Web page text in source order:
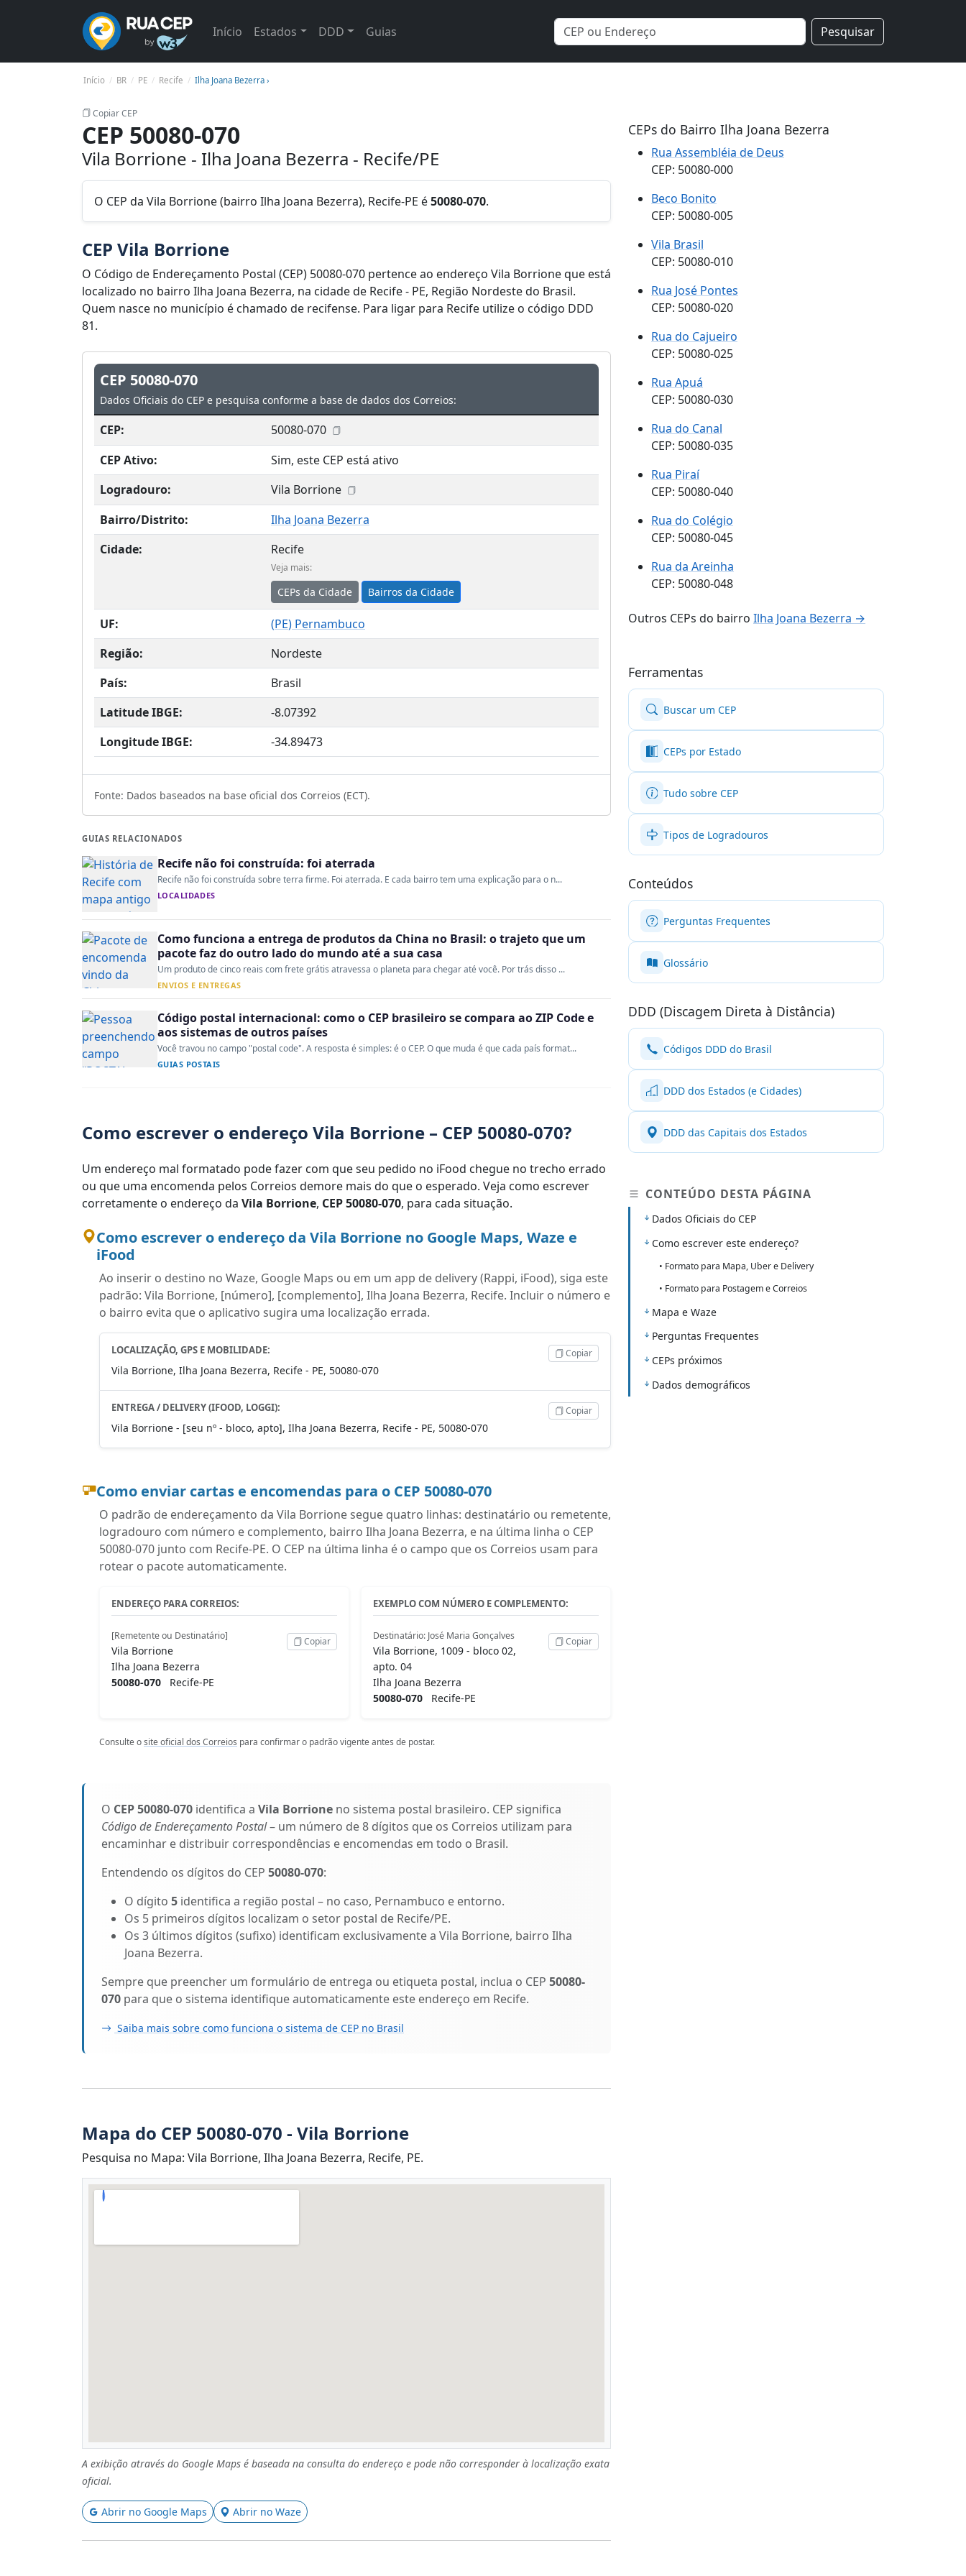
Início Estados DDD Guias Pesquisar
Início BR PE Recife Ilha Joana Bezerra ›
Copiar CEP
CEP 50080-070
Vila Borrione - Ilha Joana Bezerra - Recife/PE
O CEP da Vila Borrione (bairro Ilha Joana Bezerra), Recife-PE é50080-070.
CEP Vila Borrione
O Código de Endereçamento Postal (CEP) 50080-070 pertence ao endereço Vila Borrione que está
localizado no bairro Ilha Joana Bezerra, na cidade de Recife - PE, Região Nordeste do Brasil.
Quem nasce no município é chamado de recifense. Para ligar para Recife utilize o código DDD
81.
CEP 50080-070
Dados Oficiais do CEP e pesquisa conforme a base de dados dos Correios:
CEP:
50080-070
CEP Ativo:
Sim, este CEP está ativo
Logradouro:
Vila Borrione
Bairro/Distrito:
Ilha Joana Bezerra
Cidade:
Recife
Veja mais:
CEPs da Cidade Bairros da Cidade
UF: (PE) Pernambuco
Região:
Nordeste
País:
Brasil
Latitude IBGE:
-8.07392
Longitude IBGE:
-34.89473
Fonte: Dados baseados na base oficial dos Correios (ECT).
GUIAS RELACIONADOS
Recife não foi construída: foi aterrada
Recife não foi construída sobre terra firme. Foi aterrada. E cada bairro tem uma explicação para o n...
LOCALIDADES
Como funciona a entrega de produtos da China no Brasil: o trajeto que um
pacote faz do outro lado do mundo até a sua casa
Um produto de cinco reais com frete grátis atravessa o planeta para chegar até você. Por trás disso ...
ENVIOS E ENTREGAS
Código postal internacional: como o CEP brasileiro se compara ao ZIP Code e
aos sistemas de outros países
Você travou no campo "postal code". A resposta é simples: é o CEP. O que muda é que cada país format...
GUIAS POSTAIS
Como escrever o endereço Vila Borrione – CEP 50080-070?
Um endereço mal formatado pode fazer com que seu pedido no iFood chegue no trecho errado
ou que uma encomenda pelos Correios demore mais do que o esperado. Veja como escrever
corretamente o endereço da Vila Borrione, CEP 50080-070, para cada situação.
Como escrever o endereço da Vila Borrione no Google Maps, Waze e
iFood
Ao inserir o destino no Waze, Google Maps ou em um app de delivery (Rappi, iFood), siga este
padrão: Vila Borrione, [número], [complemento], Ilha Joana Bezerra, Recife. Incluir o número e
o bairro evita que o aplicativo sugira uma localização errada.
LOCALIZAÇÃO, GPS E MOBILIDADE:
Vila Borrione, Ilha Joana Bezerra, Recife - PE, 50080-070
Copiar
ENTREGA / DELIVERY (IFOOD, LOGGI):
Vila Borrione - [seu nº - bloco, apto], Ilha Joana Bezerra, Recife - PE, 50080-070
Copiar
Como enviar cartas e encomendas para o CEP 50080-070
O padrão de endereçamento da Vila Borrione segue quatro linhas: destinatário ou remetente,
logradouro com número e complemento, bairro Ilha Joana Bezerra, e na última linha o CEP
50080-070 junto com Recife-PE. O CEP na última linha é o campo que os Correios usam para
rotear o pacote automaticamente.
ENDEREÇO PARA CORREIOS:
[Remetente ou Destinatário]
Vila Borrione
Ilha Joana Bezerra
50080-070 Recife-PE
Copiar
EXEMPLO COM NÚMERO E COMPLEMENTO:
Destinatário: José Maria Gonçalves
Vila Borrione, 1009 - bloco 02,
apto. 04
Ilha Joana Bezerra
50080-070 Recife-PE
Copiar
Consulte osite oficial dos Correios para confirmar o padrão vigente antes de postar.
O CEP 50080-070 identifica a Vila Borrione no sistema postal brasileiro. CEP significa
Código de Endereçamento Postal– um número de 8 dígitos que os Correios utilizam para
encaminhar e distribuir correspondências e encomendas em todo o Brasil.
Entendendo os dígitos do CEP 50080-070:
O dígito 5 identifica a região postal – no caso, Pernambuco e entorno.
Os 5 primeiros dígitos localizam o setor postal de Recife/PE.
Os 3 últimos dígitos (sufixo) identificam exclusivamente a Vila Borrione, bairro Ilha
Joana Bezerra.
Sempre que preencher um formulário de entrega ou etiqueta postal, inclua o CEP 50080-
070 para que o sistema identifique automaticamente este endereço em Recife.
Saiba mais sobre como funciona o sistema de CEP no Brasil
Mapa do CEP 50080-070 - Vila Borrione
Pesquisa no Mapa: Vila Borrione, Ilha Joana Bezerra, Recife, PE.
A exibição através do Google Maps é baseada na consulta do endereço e pode não corresponder à localização exata
oficial.
Abrir no Google Maps Abrir no Waze
CEPs do Bairro Ilha Joana Bezerra
Rua Assembléia de Deus
CEP: 50080-000
Beco Bonito
CEP: 50080-005
Vila Brasil
CEP: 50080-010
Rua José Pontes
CEP: 50080-020
Rua do Cajueiro
CEP: 50080-025
Rua Apuá
CEP: 50080-030
Rua do Canal
CEP: 50080-035
Rua Piraí
CEP: 50080-040
Rua do Colégio
CEP: 50080-045
Rua da Areinha
CEP: 50080-048
Outros CEPs do bairro Ilha Joana Bezerra →
Ferramentas
Buscar um CEP
CEPs por Estado
Tudo sobre CEP
Tipos de Logradouros
Conteúdos
Perguntas Frequentes
Glossário
DDD (Discagem Direta à Distância)
Códigos DDD do Brasil
DDD dos Estados (e Cidades)
DDD das Capitais dos Estados
CONTEÚDO DESTA PÁGINA
Dados Oficiais do CEP
Como escrever este endereço?
• Formato para Mapa, Uber e Delivery
• Formato para Postagem e Correios
Mapa e Waze
Perguntas Frequentes
CEPs próximos
Dados demográficos